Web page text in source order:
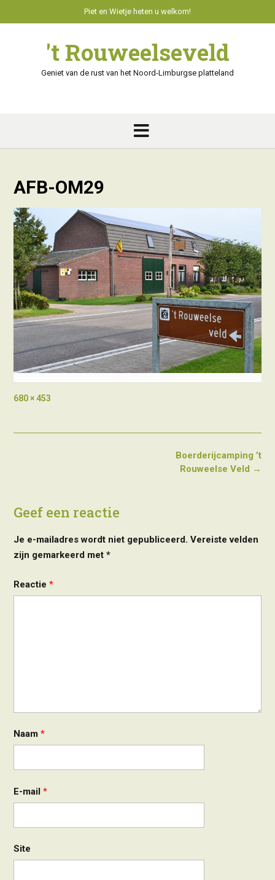
Piet en Wietje heten u welkom!
't Rouweelseveld
Geniet van de rust van het Noord-Limburgse platteland
AFB-OM29
Full
680 × 453
Boerderijcamping ’t
Rouweelse Veld →
Geef een reactie
Je e-mailadres wordt niet gepubliceerd. Vereiste velden
zijn gemarkeerd met *
Reactie *
Naam *
E-mail *
Site